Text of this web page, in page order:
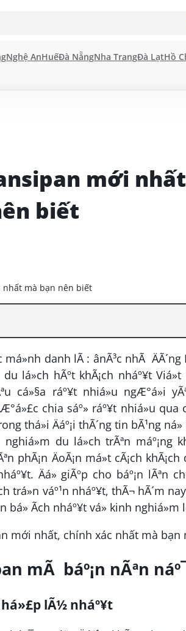
Nghệ AnHuếĐà NẵngNha TrangĐà LạtHồ
mới
biết
danh lÃ : ânÃ³c nhÃ
lá»ch hÃºt khÃ¡ch nháº¥t
cá»§a ráº¥t nhiá»u ngÆ°á»i
chia sáº» ráº¥t nhiá»u qua
thá»i Äáº¡i thÃ´ng tin bÃ¹ng
du lá»ch trÃªn máº¡ng
ÄoÃ¡n má»t cÃ¡ch khÃ¡ch
Äá» giÃºp cho báº¡n lÃªn
trá»n váº¹n nháº¥t, thÃ¬ hÃ´m
bá» Ã­ch nháº¥t vá» kinh
mÃ báº¡n nÃªn
há»£p lÃ½ nháº¥t